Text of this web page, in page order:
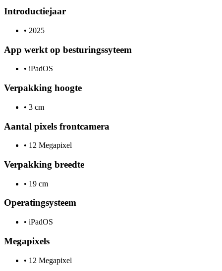
Introductiejaar
• 2025
App werkt op besturingssyteem
• iPadOS
Verpakking hoogte
• 3 cm
Aantal pixels frontcamera
• 12 Megapixel
Verpakking breedte
• 19 cm
Operatingsysteem
• iPadOS
Megapixels
• 12 Megapixel